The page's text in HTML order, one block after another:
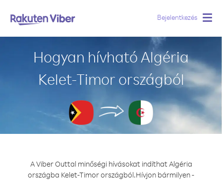
Bejelentkezés
Hogyan hívható Algéria
Kelet-Timor országból
A Viber Outtal minőségi hívásokat indíthat Algéria
országba Kelet-Timor országból.Hívjon bármilyen -